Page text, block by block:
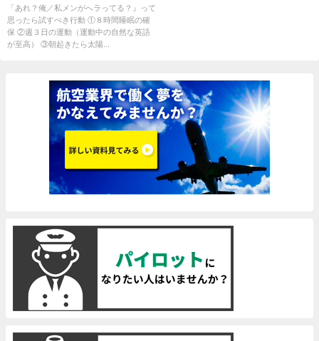
「あれ？俺／私メンがへラってる？』って
思ったら試すべき行動 ①８時間睡眠の確
保 ②週３日の運動（運動中の自然な英語
が至高） ③朝起きたら太陽...